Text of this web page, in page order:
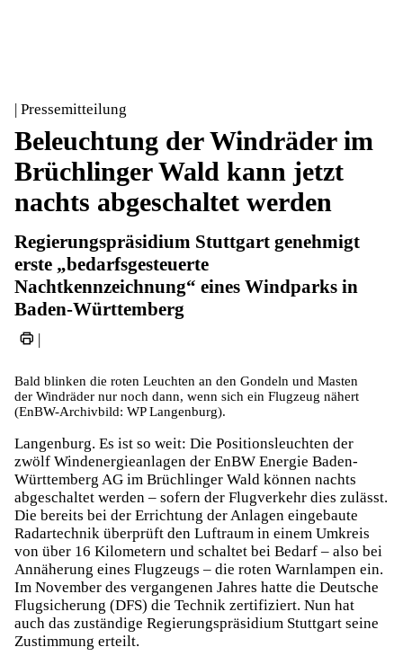
| Pressemitteilung
Beleuchtung der Windräder im
Brüchlinger Wald kann jetzt
nachts abgeschaltet werden
Regierungspräsidium Stuttgart genehmigt
erste „bedarfsgesteuerte
Nachtkennzeichnung“ eines Windparks in
Baden-Württemberg
|
Bald blinken die roten Leuchten an den Gondeln und Masten
der Windräder nur noch dann, wenn sich ein Flugzeug nähert
(EnBW-Archivbild: WP Langenburg).
Langenburg. Es ist so weit: Die Positionsleuchten der
zwölf Windenergieanlagen der EnBW Energie Baden-
Württemberg AG im Brüchlinger Wald können nachts
abgeschaltet werden – sofern der Flugverkehr dies zulässt.
Die bereits bei der Errichtung der Anlagen eingebaute
Radartechnik überprüft den Luftraum in einem Umkreis
von über 16 Kilometern und schaltet bei Bedarf – also bei
Annäherung eines Flugzeugs – die roten Warnlampen ein.
Im November des vergangenen Jahres hatte die Deutsche
Flugsicherung (DFS) die Technik zertifiziert. Nun hat
auch das zuständige Regierungspräsidium Stuttgart seine
Zustimmung erteilt.